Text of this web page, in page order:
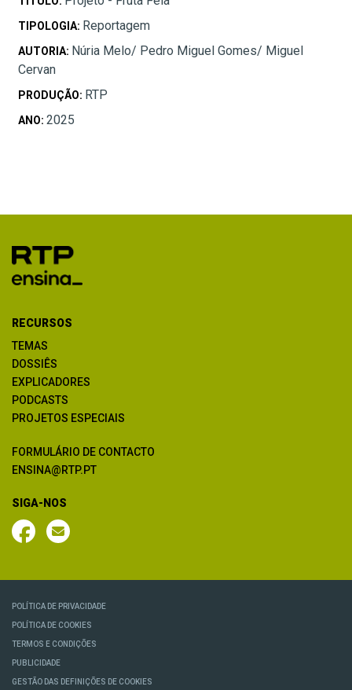
TIPOLOGIA: Reportagem
AUTORIA: Núria Melo/ Pedro Miguel Gomes/ Miguel
Cervan
PRODUÇÃO: RTP
ANO: 2025
RECURSOS
TEMAS
DOSSIÊS
EXPLICADORES
PODCASTS
PROJETOS ESPECIAIS
FORMULÁRIO DE CONTACTO
ENSINA@RTP.PT
SIGA-NOS
POLÍTICA DE PRIVACIDADE
POLÍTICA DE COOKIES
TERMOS E CONDIÇÕES
PUBLICIDADE
GESTÃO DAS DEFINIÇÕES DE COOKIES